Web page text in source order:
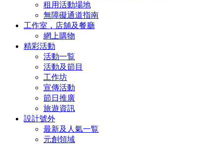
租用活動場地
無障礙通道指南
工作室，店舖及餐廳
網上購物
精彩活動
活動一覧
活動及節目
工作坊
宣傳活動
節日推廣
旅遊資訊
設計號外
最新及人氣一覧
元創領域